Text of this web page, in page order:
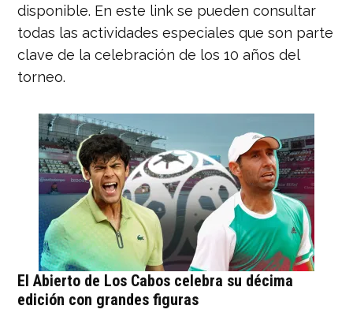
disponible. En este link se pueden consultar
todas las actividades especiales que son parte
clave de la celebración de los 10 años del
torneo.
El Abierto de Los Cabos celebra su décima
edición con grandes figuras